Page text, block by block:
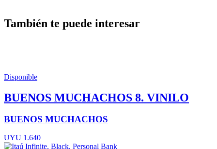
También te puede interesar
Disponible
BUENOS MUCHACHOS 8. VINILO
BUENOS MUCHACHOS
UYU 1.640